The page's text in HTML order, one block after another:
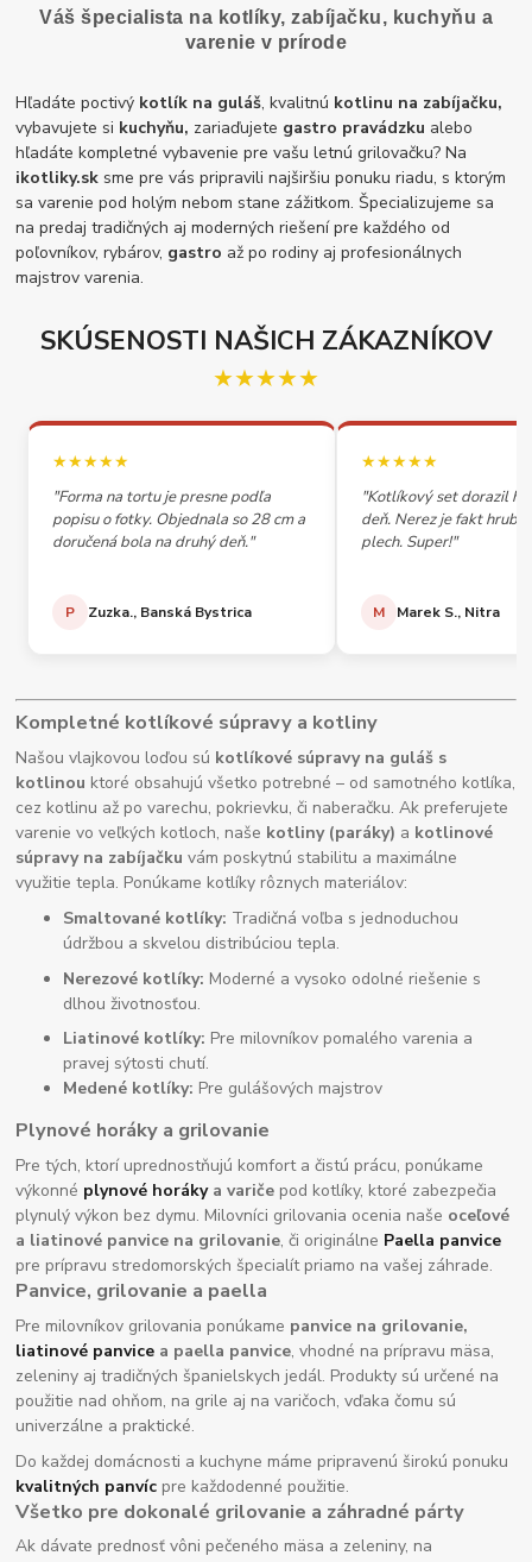
Váš špecialista na kotlíky, zabíjačku, kuchyňu a
varenie v prírode
Hľadáte poctivý kotlík na guláš, kvalitnú kotlinu na zabíjačku,
vybavujete si kuchyňu, zariaďujete gastro pravádzku alebo
hľadáte kompletné vybavenie pre vašu letnú grilovačku? Na
ikotliky.sk sme pre vás pripravili najširšiu ponuku riadu, s ktorým
sa varenie pod holým nebom stane zážitkom. Špecializujeme sa
na predaj tradičných aj moderných riešení pre každého od
poľovníkov, rybárov, gastro až po rodiny aj profesionálnych
majstrov varenia.
SKÚSENOSTI NAŠICH ZÁKAZNÍKOV
★★★★★
★★★★★
"Forma na tortu je presne podľa
popisu o fotky. Objednala so 28 cm a
doručená bola na druhý deň."
P Zuzka., Banská Bystrica
★★★★★
"Kotlíkový set dorazil
deň. Nerez je fakt
plech. Super!"
M Marek S., Nitra
Kompletné kotlíkové súpravy a kotliny
Našou vlajkovou loďou sú kotlíkové súpravy na guláš s
kotlinou ktoré obsahujú všetko potrebné – od samotného kotlíka,
cez kotlinu až po varechu, pokrievku, či naberačku. Ak preferujete
varenie vo veľkých kotloch, naše kotliny (paráky) a kotlinové
súpravy na zabíjačku vám poskytnú stabilitu a maximálne
využitie tepla. Ponúkame kotlíky rôznych materiálov:
Smaltované kotlíky: Tradičná voľba s jednoduchou
údržbou a skvelou distribúciou tepla.
Nerezové kotlíky: Moderné a vysoko odolné riešenie s
dlhou životnosťou.
Liatinové kotlíky: Pre milovníkov pomalého varenia a
pravej sýtosti chutí.
Medené kotlíky: Pre gulášových majstrov
Plynové horáky a grilovanie
Pre tých, ktorí uprednostňujú komfort a čistú prácu, ponúkame
výkonné plynové horákya variče pod kotlíky, ktoré zabezpečia
plynulý výkon bez dymu. Milovníci grilovania ocenia naše oceľové
a liatinové panvice na grilovanie, či originálne Paella panvice
pre prípravu stredomorských špecialít priamo na vašej záhrade.
Panvice, grilovanie a paella
Pre milovníkov grilovania ponúkame panvice na grilovanie,
liatinové panvice a paella panvice, vhodné na prípravu mäsa,
zeleniny aj tradičných španielskych jedál. Produkty sú určené na
použitie nad ohňom, na grile aj na varičoch, vďaka čomu sú
univerzálne a praktické.
Do každej domácnosti a kuchyne máme pripravenú širokú ponuku
kvalitných panvíc pre každodenné použitie.
Všetko pre dokonalé grilovanie a záhradné párty
Ak dávate prednosť vôni pečeného mäsa a zeleniny, na